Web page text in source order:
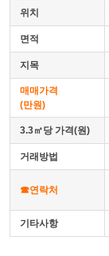
위치
면적
지목
매매가격
(만원)
3.3㎡당 가격(원)
거래방법
☎연락처
기타사항